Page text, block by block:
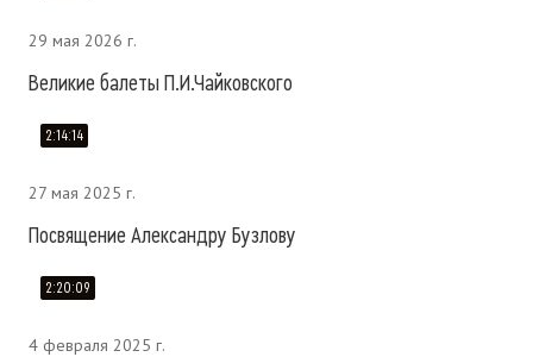
29 мая 2026 г.
Великие балеты П.И.Чайковского
2:14:14
27 мая 2025 г.
Посвящение Александру Бузлову
2:20:09
4 февраля 2025 г.